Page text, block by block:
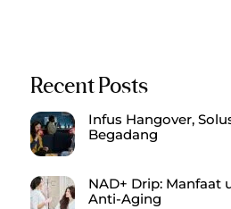
Recent Posts
Infus Hangover,
Begadang
NAD+ Drip: Manfaat
Anti-Aging